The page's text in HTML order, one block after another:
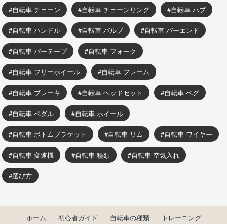
自転車 チェーン 自転車 チェーンリング 自転車 ハブ
自転車 ハンドル 自転車 バルブ 自転車 バーエンド
自転車 バーテープ 自転車 フォーク
自転車 フリーホイール 自転車 フレーム
自転車 ブレーキ 自転車 ヘッドセット 自転車 ペグ
自転車 ペダル 自転車 ホイール
自転車 ボトムブラケット 自転車 リム 自転車 ワイヤー
自転車 変速機 自転車 種類 自転車 空気入れ
選び方
ホーム 初心者ガイド 自転車の種類 トレーニング